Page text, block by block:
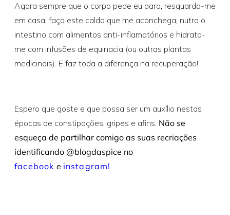
Agora sempre que o corpo pede eu paro, resguardo-me
em casa, faço este caldo que me aconchega, nutro o
intestino com alimentos anti-inflamatórios e hidrato-
me com infusões de equinacia (ou outras plantas
medicinais). E faz toda a diferença na recuperação!
Espero que goste e que possa ser um auxílio nestas
épocas de constipações, gripes e afins. Não se
esqueça de partilhar comigo as suas recriações
identificando @blogdaspice no
facebook e instagram!